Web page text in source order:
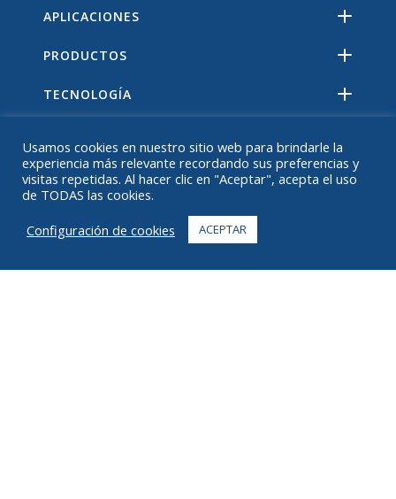
APLICACIONES
PRODUCTOS
TECNOLOGÍA
ACERCA DE
Usamos cookies en nuestro sitio web para brindarle la
experiencia más relevante recordando sus preferencias y
visitas repetidas. Al hacer clic en "Aceptar", acepta el uso
de TODAS las cookies.
Configuración de cookies
ACEPTAR